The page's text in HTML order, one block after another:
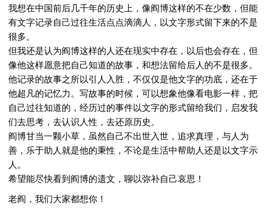
我想在中国前后几千年的历史上，像阎博这样的不在少数，但能
有文字记录自己过往生活点点滴滴人，以文字形式留下来的不是
很多。
但我还是认为阎博这样的人还在现实中存在，以后也会存在，但
像他这样愿意把自己知道的故事，和想法留给后人的不是很多。
他记录的故事之所以引人入胜，不仅仅是他文字的功底，还在于
他超凡的记忆力。写故事的时候，可以想象他像看电影一样，把
自己过往知道的，经历过的事件以文字的形式留给我们，启发我
们去思考，去认识人性，去还原历史。
阎博甘当一颗小草，虽然自己不出世入世，追求真理，与人为
善，乐于助人就是他的秉性，不论是生活中帮助人还是以文字示
人。
希望能尽快看到阎博的遗文，聊以弥补自己哀思！
老阎，我们大家都想你！